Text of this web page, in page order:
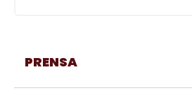
PRENSA